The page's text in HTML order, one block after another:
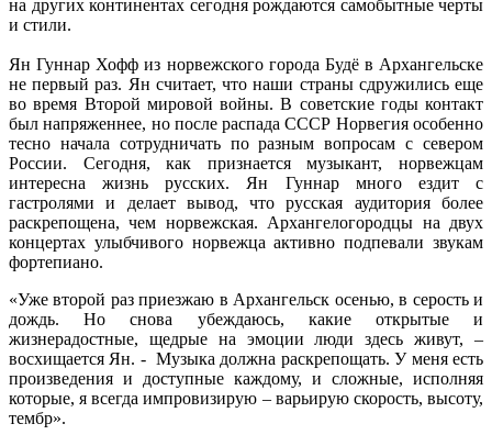
на других континентах сегодня рождаются самобытные черты
и стили.
Ян Гуннар Хофф из норвежского города Будё в Архангельске
не первый раз. Ян считает, что наши страны сдружились еще
во время Второй мировой войны. В советские годы контакт
был напряженнее, но после распада СССР Норвегия особенно
тесно начала сотрудничать по разным вопросам с севером
России. Сегодня, как признается музыкант, норвежцам
интересна жизнь русских. Ян Гуннар много ездит с
гастролями и делает вывод, что русская аудитория более
раскрепощена, чем норвежская. Архангелогородцы на двух
концертах улыбчивого норвежца активно подпевали звукам
фортепиано.
«Уже второй раз приезжаю в Архангельск осенью, в серость и
дождь. Но снова убеждаюсь, какие открытые и
жизнерадостные, щедрые на эмоции люди здесь живут, –
восхищается Ян. - Музыка должна раскрепощать. У меня есть
произведения и доступные каждому, и сложные, исполняя
которые, я всегда импровизирую – варьирую скорость, высоту,
тембр».